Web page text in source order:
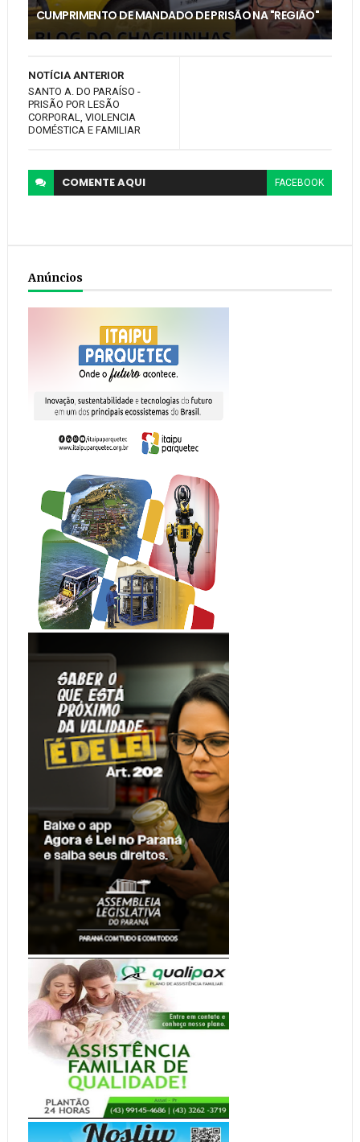
CUMPRIMENTO DE MANDADO DE PRISÃO NA "REGIÃO"
NOTÍCIA ANTERIOR
SANTO A. DO PARAÍSO -
PRISÃO POR LESÃO
CORPORAL, VIOLENCIA
DOMÉSTICA E FAMILIAR
COMENTEAQUI FACEBOOK
Anúncios